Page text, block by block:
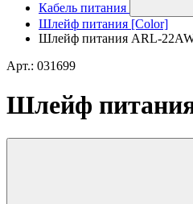
Кабель питания
Шлейф питания [Color]
Шлейф питания ARL-
Арт.: 031699
Шлейф